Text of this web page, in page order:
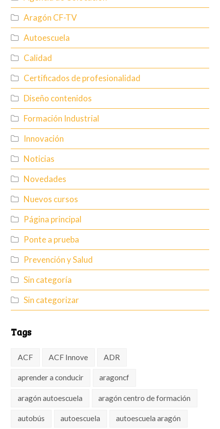
Aragón CF-TV
Autoescuela
Calidad
Certificados de profesionalidad
Diseño contenidos
Formación Industrial
Innovación
Noticias
Novedades
Nuevos cursos
Página principal
Ponte a prueba
Prevención y Salud
Sin categoría
Sin categorizar
Tags
ACF ACF Innove ADR
aprender a conducir aragoncf
aragón autoescuela aragón centro de formación
autobús autoescuela autoescuela aragón